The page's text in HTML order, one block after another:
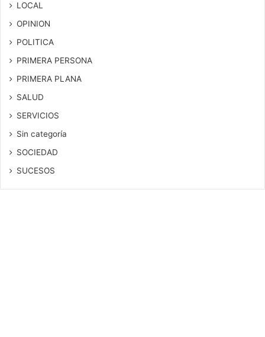
LOCAL
OPINION
POLITICA
PRIMERA PERSONA
PRIMERA PLANA
SALUD
SERVICIOS
Sin categoría
SOCIEDAD
SUCESOS